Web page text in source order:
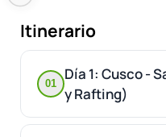
Itinerario
01
Día 1: Cusco -
y Rafting)